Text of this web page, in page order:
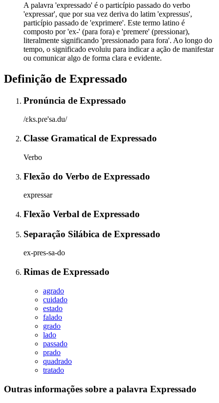
A palavra 'expressado' é o particípio passado do verbo
'expressar', que por sua vez deriva do latim 'expressus',
particípio passado de 'exprimere'. Este termo latino é
composto por 'ex-' (para fora) e 'premere' (pressionar),
literalmente significando 'pressionado para fora'. Ao longo do
tempo, o significado evoluiu para indicar a ação de manifestar
ou comunicar algo de forma clara e evidente.
Definição de Expressado
Pronúncia de Expressado
/ɛks.pɾe'sa.du/
Classe Gramatical de Expressado
Verbo
Flexão do Verbo de Expressado
expressar
Flexão Verbal de Expressado
Separação Silábica de Expressado
ex-pres-sa-do
Rimas de Expressado
agrado
cuidado
estado
falado
grado
lado
passado
prado
quadrado
tratado
Outras informações sobre a palavra Expressado